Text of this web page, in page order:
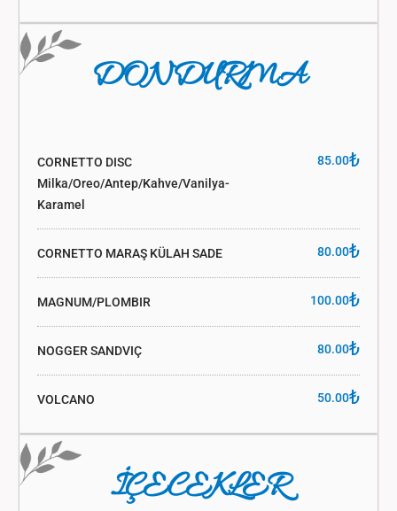
DONDURMA
CORNETTO DISC
Milka/oreo/antep/kahve/vanilya-
Karamel
85.00₺
CORNETTO MARAŞ KÜLAH SADE 80.00₺
MAGNUM/PLOMBIR 100.00₺
NOGGER SANDVIÇ 80.00₺
VOLCANO 50.00₺
İÇECEKLER